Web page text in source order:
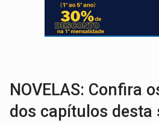
SINDICATOS UNIDOS:
PROCESSO SELETIVO:
NOVELAS: Confira
dos capítulos desta